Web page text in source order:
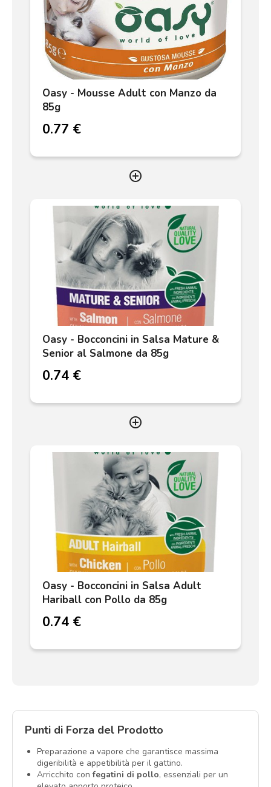
Oasy - Mousse Adult con Manzo da
85g
0.77 €
add_circle_outline
Oasy - Bocconcini in Salsa Mature &
Senior al Salmone da 85g
0.74 €
add_circle_outline
Oasy - Bocconcini in Salsa Adult
Hariball con Pollo da 85g
0.74 €
Punti di Forza del Prodotto
Preparazione a vapore che garantisce massima
digeribilità e appetibilità per il gattino.
Arricchito confegatini di pollo, essenziali per un